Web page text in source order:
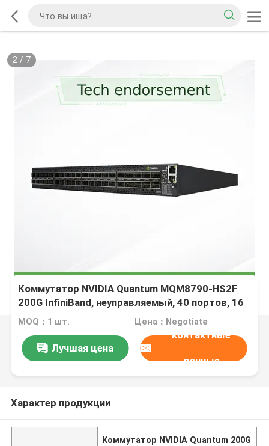
2/ 7
Коммутатор NVIDIA Quantum MQM8790-HS2F
200G InfiniBand, неуправляемый, 40 портов, 16
Тбит/с, воздушный поток P2C, готов к UFM
MOQ：1 шт. Цена：Negotiate
Лучшая цена
контактные
данные
Характер продукции
Коммутатор NVIDIA Quantum 200G